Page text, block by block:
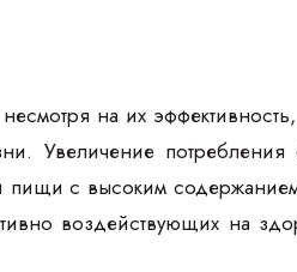
на их
Увеличение потребления
пищи с высоким
воздействующих на